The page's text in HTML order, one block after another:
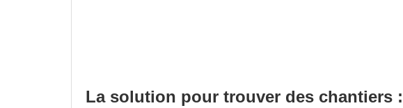
La solution pour trouver des chantiers